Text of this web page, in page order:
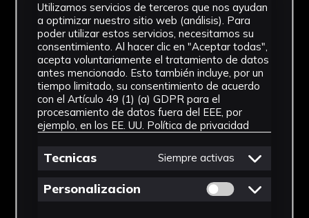
Farmacia de Sevilla (Tesis doctoral inédita,
421-663, Universidad de Sevilla, 2018).
Leer más
NºCatálogo
Utilizamos servicios de terceros que nos ayudan
a optimizar nuestro sitio web (análisis). Para
poder utilizar estos servicios, necesitamos su
consentimiento. Al hacer clic en "Aceptar todas",
acepta voluntariamente el tratamiento de datos
antes mencionado. Esto también incluye, por un
tiempo limitado, su consentimiento de acuerdo
con el Artículo 49 (1) (a) GDPR para el
procesamiento de datos fuera del EEE, por
ejemplo, en los EE. UU. Política de privacidad
Tecnicas Siempre activas
Personalizacion Permitir cookies